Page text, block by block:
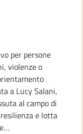
per persone
violenze o
a Lucy Salani,
al campo di
e lotta